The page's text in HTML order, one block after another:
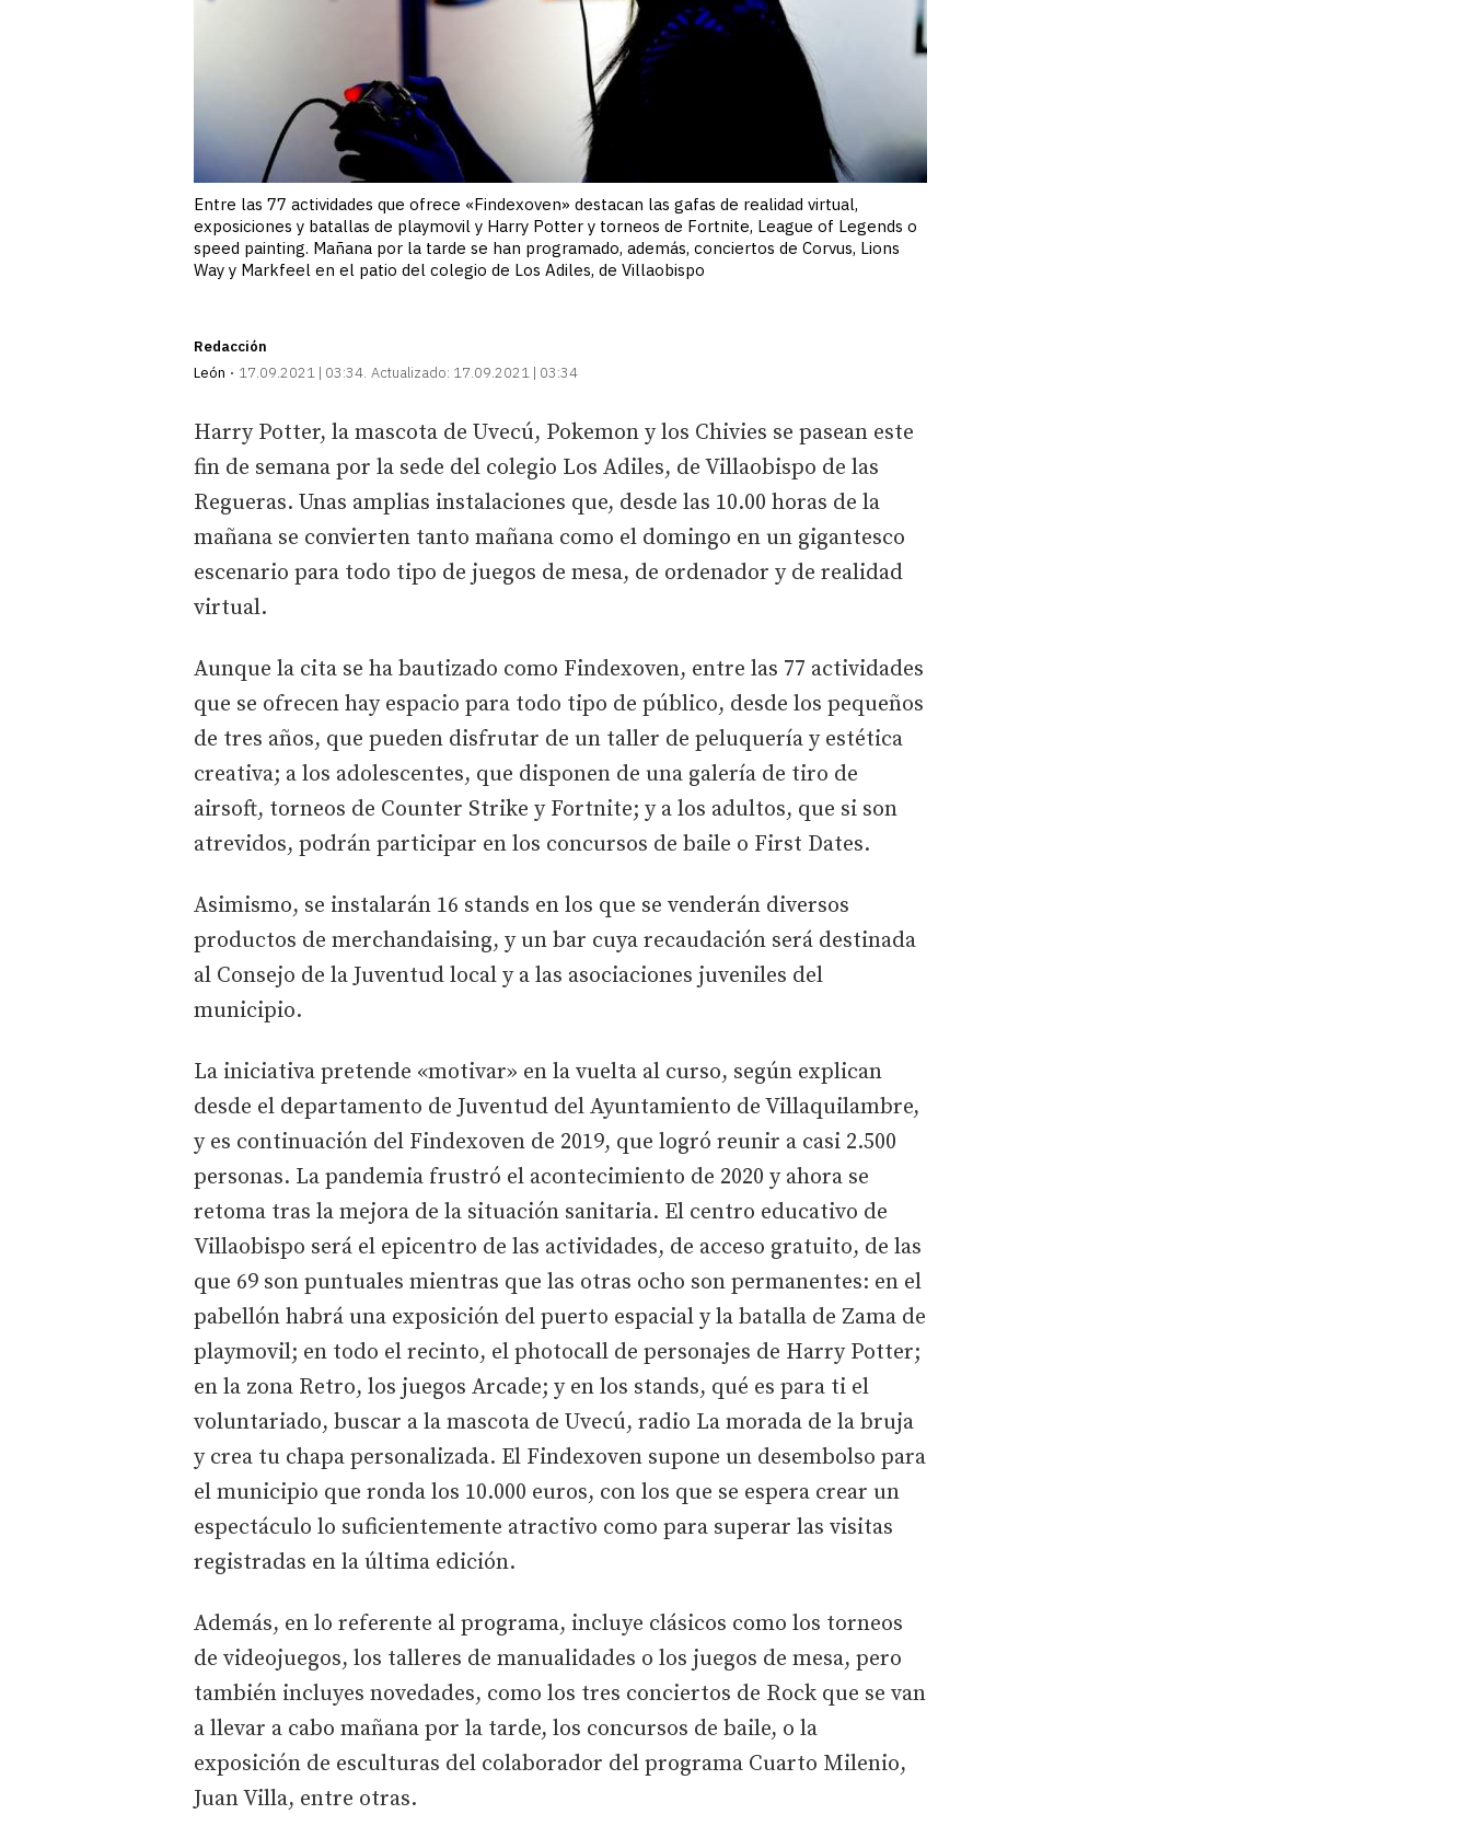
Entre las 77 actividades que ofrece «Findexoven» destacan las gafas de realidad virtual,
exposiciones y batallas de playmovil y Harry Potter y torneos de Fortnite, League of Legends o
speed painting. Mañana por la tarde se han programado, además, conciertos de Corvus, Lions
Way y Markfeel en el patio del colegio de Los Adiles, de Villaobispo
Redacción
León
17.09.2021 | 03:34 Actualizado: 17.09.2021 | 03:34
Harry Potter, la mascota de Uvecú, Pokemon y los Chivies se pasean este
fin de semana por la sede del colegio Los Adiles, de Villaobispo de las
Regueras. Unas amplias instalaciones que, desde las 10.00 horas de la
mañana se convierten tanto mañana como el domingo en un gigantesco
escenario para todo tipo de juegos de mesa, de ordenador y de realidad
virtual.
Aunque la cita se ha bautizado como Findexoven, entre las 77 actividades
que se ofrecen hay espacio para todo tipo de público, desde los pequeños
de tres años, que pueden disfrutar de un taller de peluquería y estética
creativa; a los adolescentes, que disponen de una galería de tiro de
airsoft, torneos de Counter Strike y Fortnite; y a los adultos, que si son
atrevidos, podrán participar en los concursos de baile o First Dates.
Asimismo, se instalarán 16 stands en los que se venderán diversos
productos de merchandaising, y un bar cuya recaudación será destinada
al Consejo de la Juventud local y a las asociaciones juveniles del
municipio.
La iniciativa pretende «motivar» en la vuelta al curso, según explican
desde el departamento de Juventud del Ayuntamiento de Villaquilambre,
y es continuación del Findexoven de 2019, que logró reunir a casi 2.500
personas. La pandemia frustró el acontecimiento de 2020 y ahora se
retoma tras la mejora de la situación sanitaria. El centro educativo de
Villaobispo será el epicentro de las actividades, de acceso gratuito, de las
que 69 son puntuales mientras que las otras ocho son permanentes: en el
pabellón habrá una exposición del puerto espacial y la batalla de Zama de
playmovil; en todo el recinto, el photocall de personajes de Harry Potter;
en la zona Retro, los juegos Arcade; y en los stands, qué es para ti el
voluntariado, buscar a la mascota de Uvecú, radio La morada de la bruja
y crea tu chapa personalizada. El Findexoven supone un desembolso para
el municipio que ronda los 10.000 euros, con los que se espera crear un
espectáculo lo suficientemente atractivo como para superar las visitas
registradas en la última edición.
Además, en lo referente al programa, incluye clásicos como los torneos
de videojuegos, los talleres de manualidades o los juegos de mesa, pero
también incluyes novedades, como los tres conciertos de Rock que se van
a llevar a cabo mañana por la tarde, los concursos de baile, o la
exposición de esculturas del colaborador del programa Cuarto Milenio,
Juan Villa, entre otras.